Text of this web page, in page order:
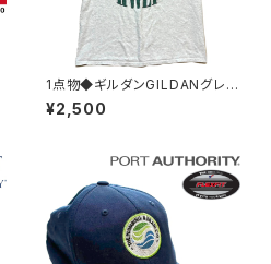
1点物◆ギルダンGILDANグレー
虎アニマルプリントTシャツ古着
メンズ3XLレディースOKアメカ
¥2,500